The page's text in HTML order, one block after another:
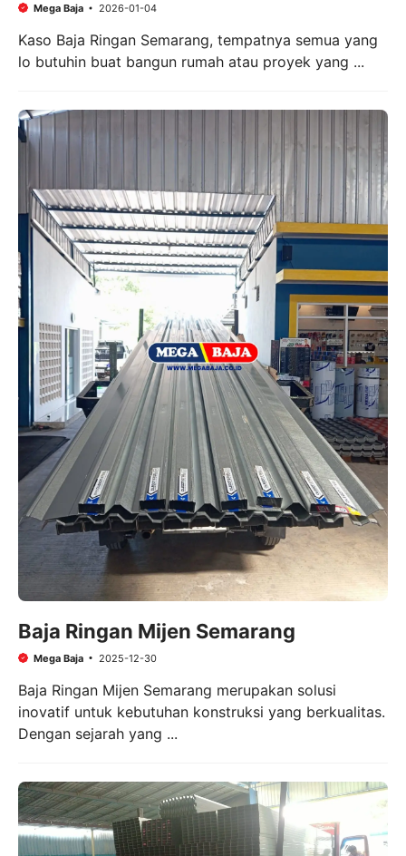
Mega Baja 2026-01-04
Kaso Baja Ringan Semarang, tempatnya semua yang
lo butuhin buat bangun rumah atau proyek yang ...
Baja Ringan Mijen Semarang
Mega Baja 2025-12-30
Baja Ringan Mijen Semarang merupakan solusi
inovatif untuk kebutuhan konstruksi yang berkualitas.
Dengan sejarah yang ...